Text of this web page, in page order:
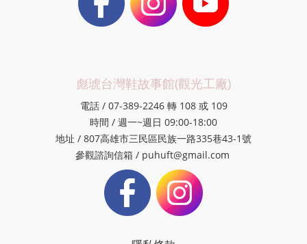
彪琥台灣鞋故事館(觀光工廠)
電話 / 07-389-2246 轉 108 或 109
時間 / 週一~週日 09:00-18:00
地址 / 807高雄市三民區民族一路335巷43-1號
參觀諮詢信箱 / puhuft@gmail.com